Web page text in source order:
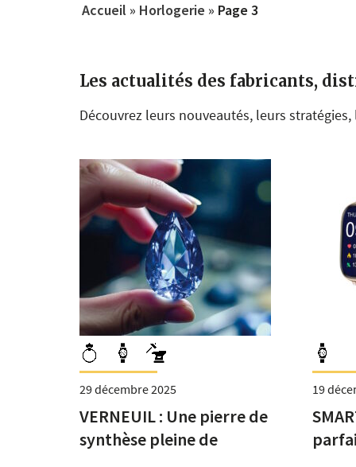
Accueil » Horlogerie » Page 3
Les actualités des fabricants,
Découvrez leurs nouveautés, leurs
29 décembre 2025
VERNEUIL : Une pierre de
synthèse pleine de
19